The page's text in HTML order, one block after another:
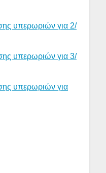
υπερωριών για 2/
υπερωριών για 3/
υπερωριών για